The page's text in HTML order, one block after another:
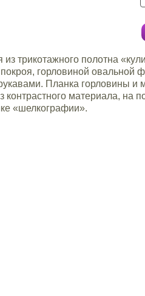
трикотажного полотна
горловиной овальной
Планка горловины и
материала, на
«шелкографии».